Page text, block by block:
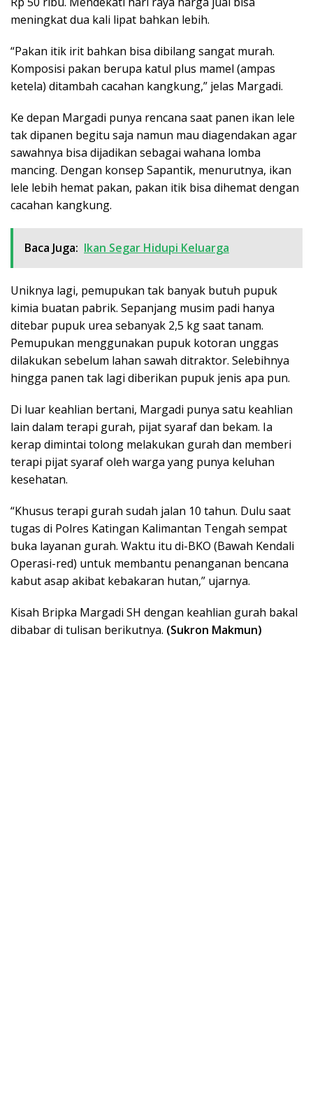
meningkat dua kali lipat bahkan lebih.
“Pakan itik irit bahkan bisa dibilang sangat murah.
Komposisi pakan berupa katul plus mamel (ampas
ketela) ditambah cacahan kangkung,” jelas Margadi.
Ke depan Margadi punya rencana saat panen ikan lele
tak dipanen begitu saja namun mau diagendakan agar
sawahnya bisa dijadikan sebagai wahana lomba
mancing. Dengan konsep Sapantik, menurutnya, ikan
lele lebih hemat pakan, pakan itik bisa dihemat dengan
cacahan kangkung.
Baca Juga: Ikan Segar Hidupi Keluarga
Uniknya lagi, pemupukan tak banyak butuh pupuk
kimia buatan pabrik. Sepanjang musim padi hanya
ditebar pupuk urea sebanyak 2,5 kg saat tanam.
Pemupukan menggunakan pupuk kotoran unggas
dilakukan sebelum lahan sawah ditraktor. Selebihnya
hingga panen tak lagi diberikan pupuk jenis apa pun.
Di luar keahlian bertani, Margadi punya satu keahlian
lain dalam terapi gurah, pijat syaraf dan bekam. Ia
kerap dimintai tolong melakukan gurah dan memberi
terapi pijat syaraf oleh warga yang punya keluhan
kesehatan.
“Khusus terapi gurah sudah jalan 10 tahun. Dulu saat
tugas di Polres Katingan Kalimantan Tengah sempat
buka layanan gurah. Waktu itu di-BKO (Bawah Kendali
Operasi-red) untuk membantu penanganan bencana
kabut asap akibat kebakaran hutan,” ujarnya.
Kisah Bripka Margadi SH dengan keahlian gurah bakal
dibabar di tulisan berikutnya. (Sukron Makmun)